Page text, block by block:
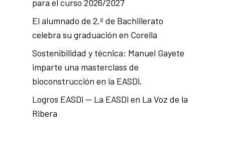
para el curso 2026/2027
El alumnado de 2.º de Bachillerato
celebra su graduación en Corella
Sostenibilidad y técnica: Manuel Gayete
imparte una masterclass de
bioconstrucción en la EASDi.
Logros EASDi — La EASDi en La Voz de la
Ribera